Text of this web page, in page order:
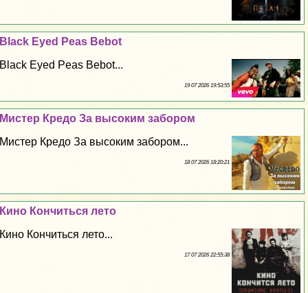
Black Eyed Peas Bebot
Black Eyed Peas Bebot...
19 07 2026 19:53:55
Мистер Кредо За высоким забором
Мистер Кредо За высоким забором...
18 07 2026 18:20:21
Кино Кончиться лето
Кино Кончиться лето...
17 07 2026 22:55:38